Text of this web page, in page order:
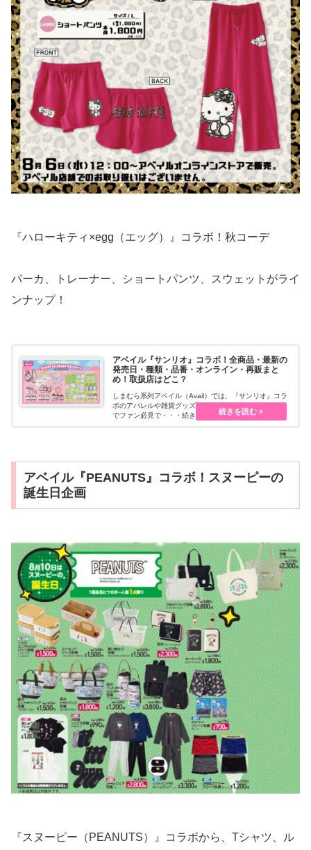
『ハローキティ×egg（エッグ）』コラボ！秋コーデ
パーカ、トレーナー、ショートパンツ、スウェットがライ
ンナップ！
アベイル『サンリオ』コラボ！全商品・最新の
発売日・種類・品番・オンライン・再販まと
め！取扱店はどこ？
しまむら系列アベイル（Avail）では、『サンリオ』コラ
ボのアパレルや雑貨グッズを販売しています。限定商品
でファン必見で・・・続きを読む
アベイル『PEANUTS』コラボ！スヌーピーの
誕生日企画
『スヌーピー（PEANUTS）』コラボから、Tシャツ、ル